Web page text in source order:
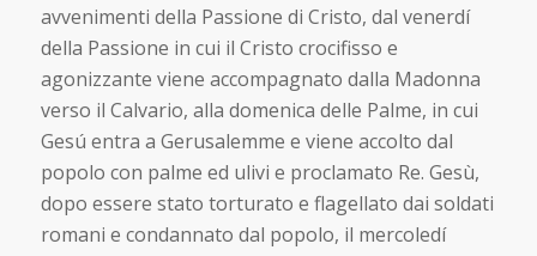
avvenimenti della Passione di Cristo, dal venerdí
della Passione in cui il Cristo crocifisso e
agonizzante viene accompagnato dalla Madonna
verso il Calvario, alla domenica delle Palme, in cui
Gesú entra a Gerusalemme e viene accolto dal
popolo con palme ed ulivi e proclamato Re. Gesù,
dopo essere stato torturato e flagellato dai soldati
romani e condannato dal popolo, il mercoledí